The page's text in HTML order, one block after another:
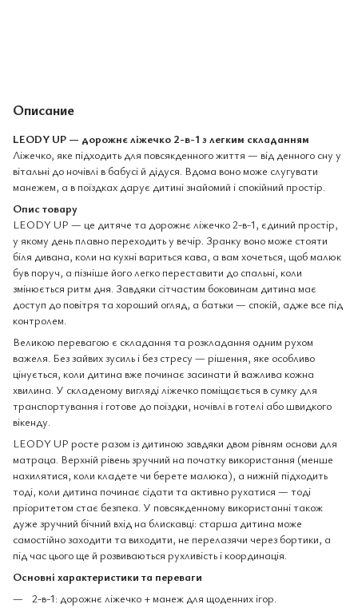
Описание
LEODY UP — дорожнє ліжечко 2-в-1 з легким складанням
Ліжечко, яке підходить для повсякденного життя — від денного сну у
вітальні до ночівлі в бабусі й дідуся. Вдома воно може слугувати
манежем, а в поїздках дарує дитині знайомий і спокійний простір.
Опис товару
LEODY UP — це дитяче та дорожнє ліжечко 2-в-1, єдиний простір,
у якому день плавно переходить у вечір. Зранку воно може стояти
біля дивана, коли на кухні вариться кава, а вам хочеться, щоб малюк
був поруч, а пізніше його легко переставити до спальні, коли
змінюється ритм дня. Завдяки сітчастим боковинам дитина має
доступ до повітря та хороший огляд, а батьки — спокій, адже все під
контролем.
Великою перевагою є складання та розкладання одним рухом
важеля. Без зайвих зусиль і без стресу — рішення, яке особливо
цінується, коли дитина вже починає засинати й важлива кожна
хвилина. У складеному вигляді ліжечко поміщається в сумку для
транспортування і готове до поїздки, ночівлі в готелі або швидкого
вікенду.
LEODY UP росте разом із дитиною завдяки двом рівням основи для
матраца. Верхній рівень зручний на початку використання (менше
нахилятися, коли кладете чи берете малюка), а нижній підходить
тоді, коли дитина починає сідати та активно рухатися — тоді
пріоритетом стає безпека. У повсякденному використанні також
дуже зручний бічний вхід на блискавці: старша дитина може
самостійно заходити та виходити, не перелазячи через бортики, а
під час цього ще й розвиваються рухливість і координація.
Основні характеристики та переваги
2-в-1: дорожнє ліжечко + манеж для щоденних ігор.